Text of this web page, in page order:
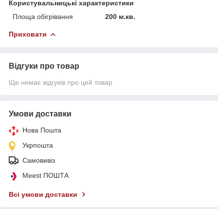
Користувальницькі характеристики
Площа обігрівання
200 м.кв.
Приховати
Відгуки про товар
Ще немає відгуків про цей товар
Умови доставки
Нова Пошта
Укрпошта
Самовивіз
Meest ПОШТА
Всі умови доставки